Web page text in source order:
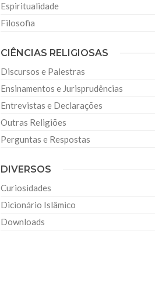
Espiritualidade
Filosofia
CIÊNCIAS RELIGIOSAS
Discursos e Palestras
Ensinamentos e Jurisprudências
Entrevistas e Declarações
Outras Religiões
Perguntas e Respostas
DIVERSOS
Curiosidades
Dicionário Islâmico
Downloads